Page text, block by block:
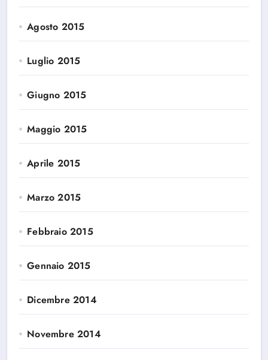
Agosto 2015
Luglio 2015
Giugno 2015
Maggio 2015
Aprile 2015
Marzo 2015
Febbraio 2015
Gennaio 2015
Dicembre 2014
Novembre 2014